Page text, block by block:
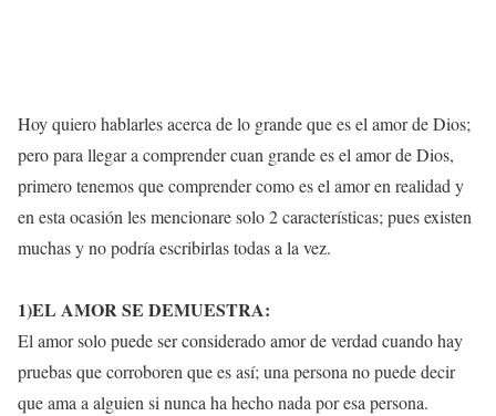
Hoy quiero hablarles acerca de lo grande que es el amor de Dios;
pero para llegar a comprender cuan grande es el amor de Dios,
primero tenemos que comprender como es el amor en realidad y
en esta ocasión les mencionare solo 2 características; pues existen
muchas y no podría escribirlas todas a la vez.
1)EL AMORSE DEMUESTRA:
El amor solo puede ser considerado amor de verdad cuando hay
pruebas que corroboren que es así; una persona no puede decir
que ama a alguien si nunca ha hecho nada por esa persona.